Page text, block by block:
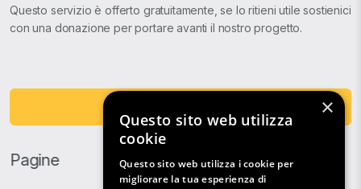
Questo servizio è offerto gratuitamente, se lo ritieni utile sostienici
con una donazione per portare avanti il nostro progetto.
Pagine
×
Questo sito web utilizza
cookie
Questo sito web utilizza i cookie per
migliorare la tua esperienza di